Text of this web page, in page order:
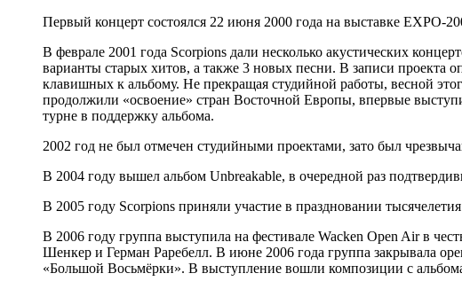
Первый концерт состоялся 22 июня 2000 года на выставке
В феврале 2001 года Scorpions дали несколько акустических
варианты старых хитов, а также 3 новых песни. В записи проекта
клавишных к альбому. Не прекращая студийной работы, весной
продолжили «освоение» стран Восточной Европы, впервые
турне в поддержку альбома.
2002 год не был отмечен студийными проектами, зато был
В 2004 году вышел альбом Unbreakable, в очередной раз
В 2005 году Scorpions приняли участие в праздновании
В 2006 году группа выступила на фестивале Wacken Open Air в
Шенкер и Герман Раребелл. В июне 2006 года группа закрывала
«Большой Восьмёрки». В выступление вошли композиции с